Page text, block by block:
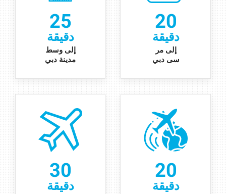
25
دقيقة
إلى وسط
مدينة دبي
20
دقيقة
إلىمر
سى دبي
30
دقيقة
20
دقيقة